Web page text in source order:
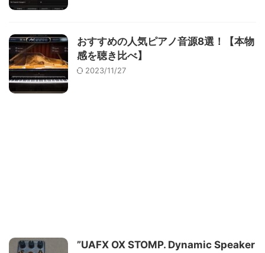
おすすめの人気ピアノ音源8選！【本物
感を聴き比べ】
2023/11/27
”UAFX OX STOMP. Dynamic Speaker